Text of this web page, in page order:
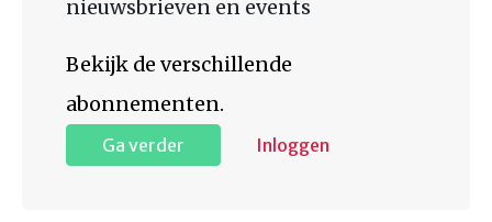
nieuwsbrieven en events
Bekijk de verschillende
abonnementen.
Ga verder Inloggen